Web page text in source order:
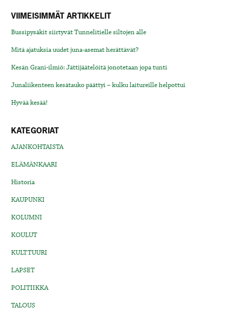
VIIMEISIMMÄT ARTIKKELIT
Bussipysäkit siirtyvät Tunnelitielle siltojen alle
Mitä ajatuksia uudet juna-asemat herättävät?
Kesän Grani-ilmiö: Jättijäätelöitä jonotetaan jopa tunti
Junaliikenteen kesätauko päättyi – kulku laitureille helpottui
Hyvää kesää!
KATEGORIAT
AJANKOHTAISTA
ELÄMÄNKAARI
Historia
KAUPUNKI
KOLUMNI
KOULUT
KULTTUURI
LAPSET
POLITIIKKA
TALOUS